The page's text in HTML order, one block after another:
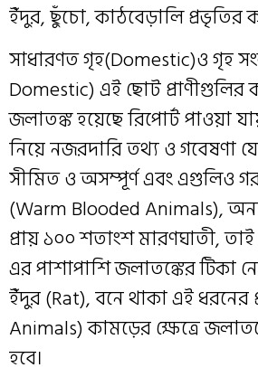
ইঁদুর, ছুঁচো, কাঠবেড়ালি প্রভৃতির
সাধারণত গৃহ(Domestic)ও গৃহ
Domestic) এই ছোট প্রাণীগুলির
জলাতঙ্ক হয়েছে রিপোর্ট পাওয়া
নিয়ে নজরদারি তথ্য ও গবেষণা
সীমিত ও অসম্পূর্ণ এবং এগুলিও
(Warm Blooded Animals),
প্রায় ১০০ শতাংশ মারণঘাতী,
এর পাশাপাশি জলাতঙ্কের টিকা
ইঁদুর (Rat), বনে থাকা এই ধরনের
Animals) কামড়ের ক্ষেত্রে
হবে।